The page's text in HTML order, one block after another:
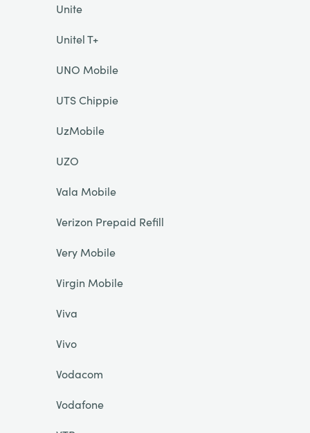
Unite
Unitel T+
UNO Mobile
UTS Chippie
UzMobile
UZO
Vala Mobile
Verizon Prepaid Refill
Very Mobile
Virgin Mobile
Viva
Vivo
Vodacom
Vodafone